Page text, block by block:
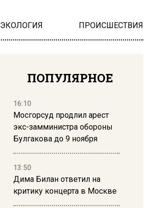
ЭКОЛОГИЯ ПРОИСШЕСТВИЯ
ПОПУЛЯРНОЕ
16:10
Мосгорсуд продлил арест
экс-замминистра обороны
Булгакова до 9 ноября
13:50
Дима Билан ответил на
критику концерта в Москве